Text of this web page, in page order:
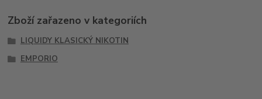
Zboží zařazeno v kategoriích
LIQUIDY KLASICKÝ NIKOTIN
EMPORIO